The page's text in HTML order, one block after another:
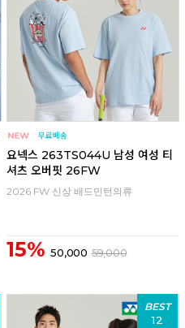
요넥스 263TS044U 남성 여성 티
셔츠 오버핏 26FW
2026 FW 신상 배드민턴의류
15% 50,000 59,000
BEST
12